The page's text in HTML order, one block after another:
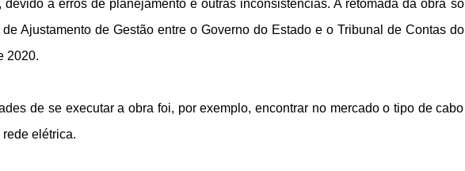
a erros de planejamento e outras inconsistências. A retomada da obra só
Ajustamento de Gestão entre o Governo do Estado e o Tribunal de Contas do
2020.
de se executar a obra foi, por exemplo, encontrar no mercado o tipo de cabo
elétrica.